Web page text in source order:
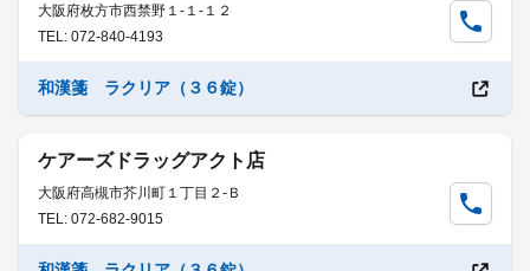
大阪府枚方市西禁野１-１-１２
TEL: 072-840-4193
和漢箋 ラクリア（３６錠）
ケアーズドラッグアクト店
大阪府高槻市芥川町１丁目２-Ｂ
TEL: 072-682-9015